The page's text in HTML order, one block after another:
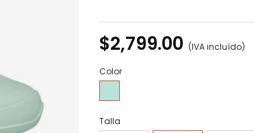
$2,799.00 (IVA incluído)
Color
Talla